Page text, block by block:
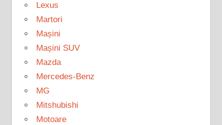
Lexus
Martori
Mașini
Mașini SUV
Mazda
Mercedes-Benz
MG
Mitshubishi
Motoare